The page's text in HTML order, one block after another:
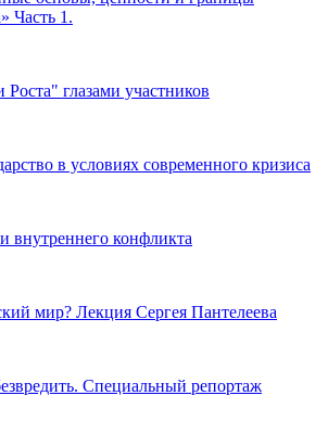
Часть 1.
глазами участников
в условиях современного кризиса
внутреннего конфликта
мир? Лекция Сергея Пантелеева
Специальный репортаж